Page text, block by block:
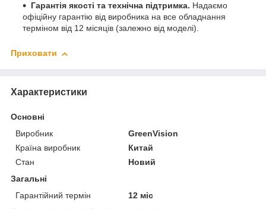
Гарантія якості та технічна підтримка. Надаємо
офіційну гарантію від виробника на все обладнання
терміном від 12 місяців (залежно від моделі).
Приховати
Характеристики
Основні
Виробник
GreenVision
Країна виробник
Китай
Стан
Новий
Загальні
Гарантійний термін
12 міс